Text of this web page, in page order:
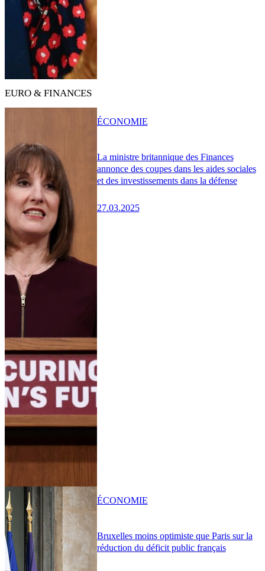
EURO & FINANCES
La ministre britannique des Finances
annonce des coupes dans les aides sociales
et des investissements dans la défense
27.03.2025
ÉCONOMIE
Bruxelles moins optimiste que Paris sur la
réduction du déficit public français
ÉCONOMIE